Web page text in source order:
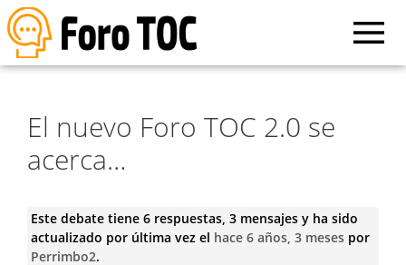
El nuevo Foro TOC 2.0 se
acerca…
Este debate tiene 6 respuestas, 3 mensajes y ha sido
actualizado por última vez el hace 6 años, 3 mesespor
Perrimbo2.